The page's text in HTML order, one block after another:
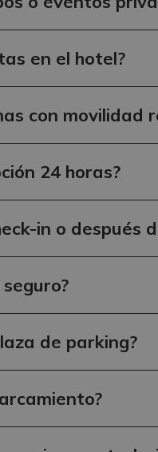
en el hotel?
con movilidad
24 horas?
in o después
de parking?